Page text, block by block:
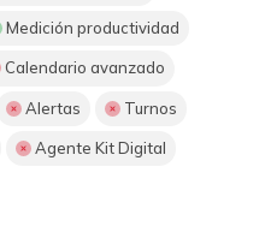
Medición productividad
Calendario avanzado
Alertas Turnos
Agente Kit Digital